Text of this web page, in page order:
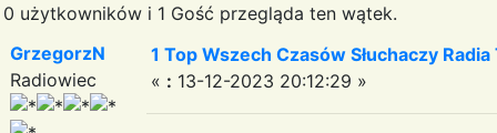
0 użytkowników i 1 Gość przegląda ten wątek.
GrzegorzN
Radiowiec
1 Top Wszech Czasów Słuchaczy
« : 13-12-2023 20:12:29 »